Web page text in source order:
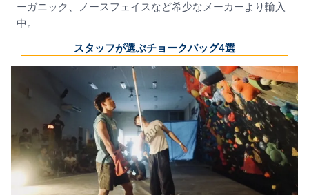
ーガニック、ノースフェイスなど希少なメーカーより輸入
中。
スタッフが選ぶチョークバッグ4選